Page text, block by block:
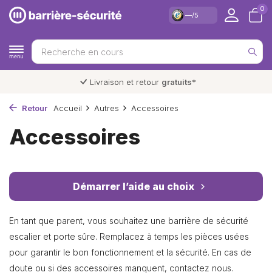
—/5
0
Livraison et retour gratuits*
Retour Accueil Autres Accessoires
Accessoires
Démarrer l’aide au choix
En tant que parent, vous souhaitez une barrière de sécurité
escalier et porte sûre. Remplacez à temps les pièces usées
pour garantir le bon fonctionnement et la sécurité. En cas de
doute ou si des accessoires manquent, contactez nous.